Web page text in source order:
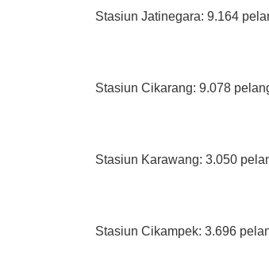
Stasiun Jatinegara: 9.164
Stasiun Cikarang: 9.078
Stasiun Karawang: 3.050
Stasiun Cikampek: 3.696